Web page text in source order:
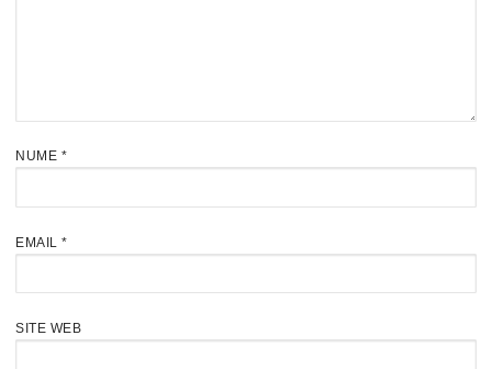
NUME *
EMAIL *
SITE WEB